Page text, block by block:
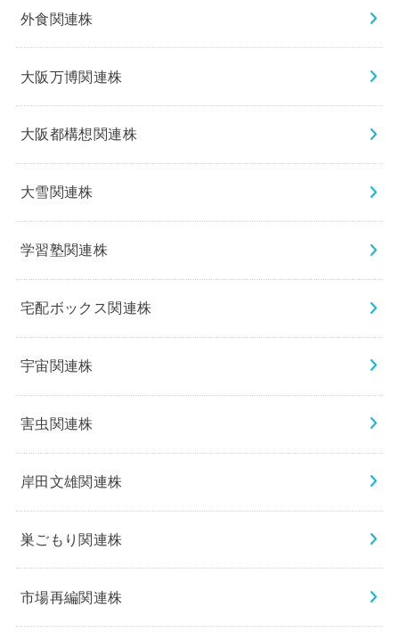
外食関連株
大阪万博関連株
大阪都構想関連株
大雪関連株
学習塾関連株
宅配ボックス関連株
宇宙関連株
害虫関連株
岸田文雄関連株
巣ごもり関連株
市場再編関連株